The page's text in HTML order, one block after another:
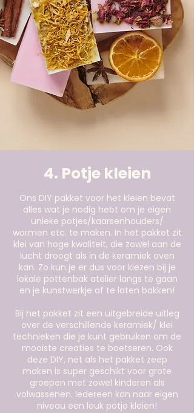
4. Potje kleien
Ons DIY pakket voor het kleien bevat
alles wat je nodig hebt om je eigen
unieke potjes/kaarsenhouders/
wormen etc. te maken. In het pakket zit
klei van hoge kwaliteit, die zowel aan de
lucht droogt als in de keramiek oven
kan. Zo kun je er dus voor kiezen bij je
lokale pottenbak atelier langs te gaan
en je kunstwerkje af te laten bakken!
Bij het pakket zit een uitgebreide uitleg
over de verschillende keramiek/ klei
technieken die je kunt gebruiken om de
mooiste creaties te boetseren. Ook
deze DIY, net als het pakket zeep
maken is super geschikt voor grote
groepen met zowel kinderen als
volwassenen. Iedereen kan naar eigen
niveau een leuk potje kleien!